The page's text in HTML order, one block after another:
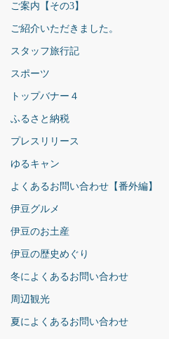
ご案内【その3】
ご紹介いただきました。
スタッフ旅行記
スポーツ
トップバナー４
ふるさと納税
プレスリリース
ゆるキャン
よくあるお問い合わせ【番外編】
伊豆グルメ
伊豆のお土産
伊豆の歴史めぐり
冬によくあるお問い合わせ
周辺観光
夏によくあるお問い合わせ